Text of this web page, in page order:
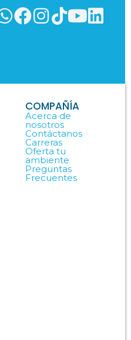
COMPAÑÍA
Acerca de
nosotros
Contáctanos
Carreras
Oferta tu
ambiente
Preguntas
Frecuentes